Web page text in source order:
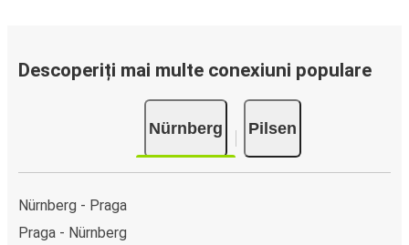
clicuri. La achiziționarea online a unui bilet pe ruta
Apple Pay. Alternativ, poți plăti în numerar la bordul
autocarelor sau la unul din punctele de vânzare.
Descoperiți mai multe conexiuni populare
Nürnberg Pilsen
Nürnberg - Praga
Praga - Nürnberg